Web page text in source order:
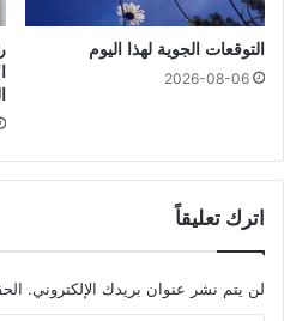
التوقعات الجوية لهذا اليوم
2026-08-06
اترك تعليقاً
لن يتم نشر عنوان بريدك الإلكتروني.